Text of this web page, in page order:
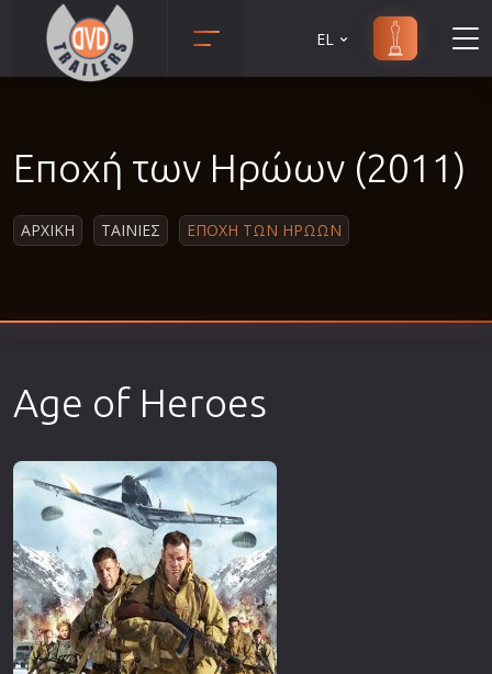
Αισθηματικές
Αστυνομικές
Δράσης
Επιβίωσης
Επιστημονικής Φαντασίας
Εποχής
Ερωτικές
Ευρωπαικός Κινηματογράφος
Θρησκευτικές
EL
Εποχή των Ηρώων (2011)
ΑΡΧΙΚΗ ΤΑΙΝΙΕΣ ΕΠΟΧΗ ΤΩΝ ΗΡΩΩΝ
Age of Heroes